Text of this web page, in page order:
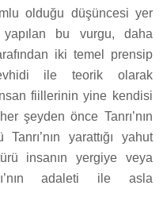
olduğu düşüncesi yer
yapılan bu vurgu, daha
iki temel prensip
ile teorik olarak
fiillerinin yine kendisi
şeyden önce Tanrı’nın
yarattığı yahut
insanın yergiye veya
adaleti ile asla